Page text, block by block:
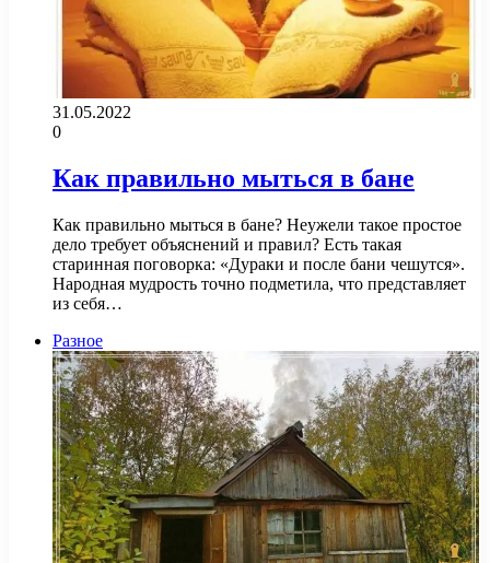
31.05.2022
0
Как правильно мыться в бане
Как правильно мыться в бане? Неужели такое простое
дело требует объяснений и правил? Есть такая
старинная поговорка: «Дураки и после бани чешутся».
Народная мудрость точно подметила, что представляет
из себя…
Разное